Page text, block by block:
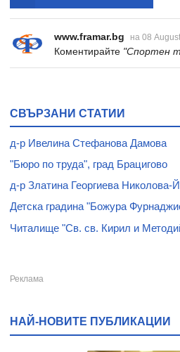
www.framar.bg на 08
Коментирайте "Спортен
СВЪРЗАНИ СТАТИИ
д-р Ивелина Стефанова Дамова
"Бюро по труда", град Брацигово
д-р Златина Георгиева Николова-
Детска градина "Божура
Читалище "Св. св. Кирил и
НАЙ-НОВИТЕ ПУБЛИКАЦИИ